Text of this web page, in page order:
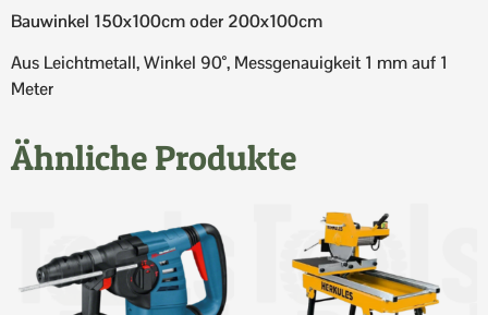
Bauwinkel 150x100cm oder 200x100cm
Aus Leichtmetall, Winkel 90°, Messgenauigkeit 1 mm auf 1
Meter
Ähnliche Produkte